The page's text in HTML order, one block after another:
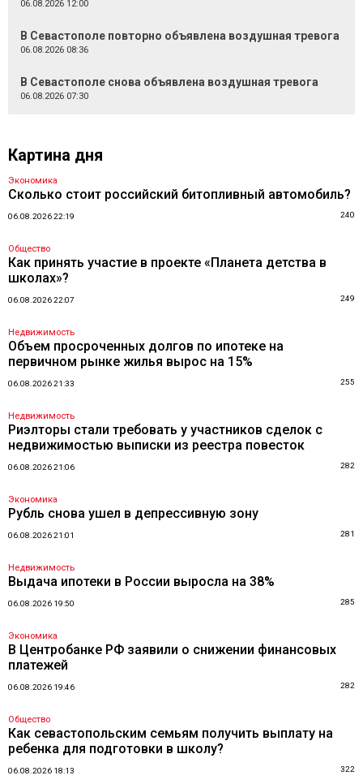
06.08.2026 12:00
В Севастополе повторно объявлена воздушная тревога
06.08.2026 08:36
В Севастополе снова объявлена воздушная тревога
06.08.2026 07:30
Картина дня
Экономика
Сколько стоит российский битопливный автомобиль?
06.08.2026 22:19 240
Общество
Как принять участие в проекте «Планета детства в
школах»?
06.08.2026 22:07 249
Недвижимость
Объем просроченных долгов по ипотеке на
первичном рынке жилья вырос на 15%
06.08.2026 21:33 255
Недвижимость
Риэлторы стали требовать у участников сделок с
недвижимостью выписки из реестра повесток
06.08.2026 21:06 282
Экономика
Рубль снова ушел в депрессивную зону
06.08.2026 21:01 281
Недвижимость
Выдача ипотеки в России выросла на 38%
06.08.2026 19:50 285
Экономика
В Центробанке РФ заявили о снижении финансовых
платежей
06.08.2026 19:46 282
Общество
Как севастопольским семьям получить выплату на
ребенка для подготовки в школу?
06.08.2026 18:13 322